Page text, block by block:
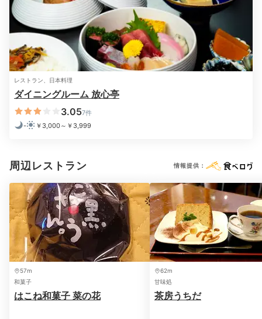
近くのお店で買った地酒や“かまぼこ”を、お部屋でいただきました。
07:00
宿自慢の名湯を
朝も堪能したい
レストラン、日本料理
ダイニングルーム 放心亭
3.057件
-
￥3,000～￥3,999
周辺レストラン 情報提供：
57m
和菓子
はこね和菓子 菜の花
62m
甘味処
茶房うちだ